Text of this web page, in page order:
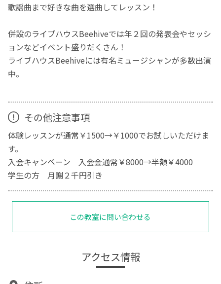
歌謡曲まで好きな曲を選曲してレッスン！
併設のライブハウスBeehiveでは年２回の発表会やセッシ
ョンなどイベント盛りだくさん！
ライブハウスBeehiveには有名ミュージシャンが多数出演
中。
その他注意事項
体験レッスンが通常￥1500→￥1000でお試しいただけま
す。
入会キャンペーン 入会金通常￥8000→半額￥4000
学生の方 月謝２千円引き
この教室に問い合わせる
アクセス情報